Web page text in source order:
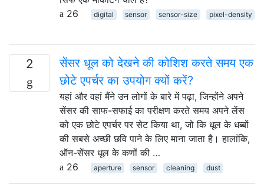
26
digital sensor sensor-size pixel-density
2
सेंसर धूल को देखने की कोशिश करते समय एक
छोटे एपर्चर का उपयोग क्यों करें?
यहां और वहां मैंने उन लोगों के बारे में पढ़ा, जिन्होंने अपने
सेंसर की साफ-सफाई का परीक्षण करते समय अपने लेंस
को एक छोटे एपर्चर पर सेट किया था, जो कि धूल के धब्बों
की सबसे अच्छी छवि पाने के लिए माना जाता है। हालांकि,
ऑन-सेंसर धूल के कणों की …
26
aperture sensor cleaning dust